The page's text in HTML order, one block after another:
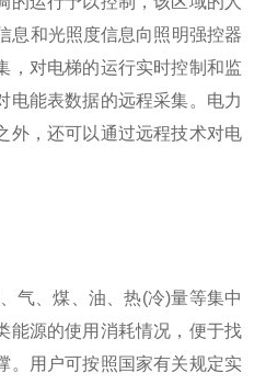
息和光照度信息向照明强控器
，对电梯的运行实时控制和监
电能表数据的远程采集。电力
外，还可以通过远程技术对电
气、煤、油、热(冷)量等集中
能源的使用消耗情况，便于找
。用户可按照国家有关规定实